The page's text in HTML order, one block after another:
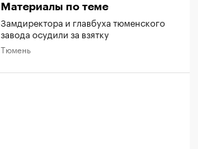
Материалы по теме
Замдиректора и главбуха тюменского
завода осудили за взятку
Тюмень